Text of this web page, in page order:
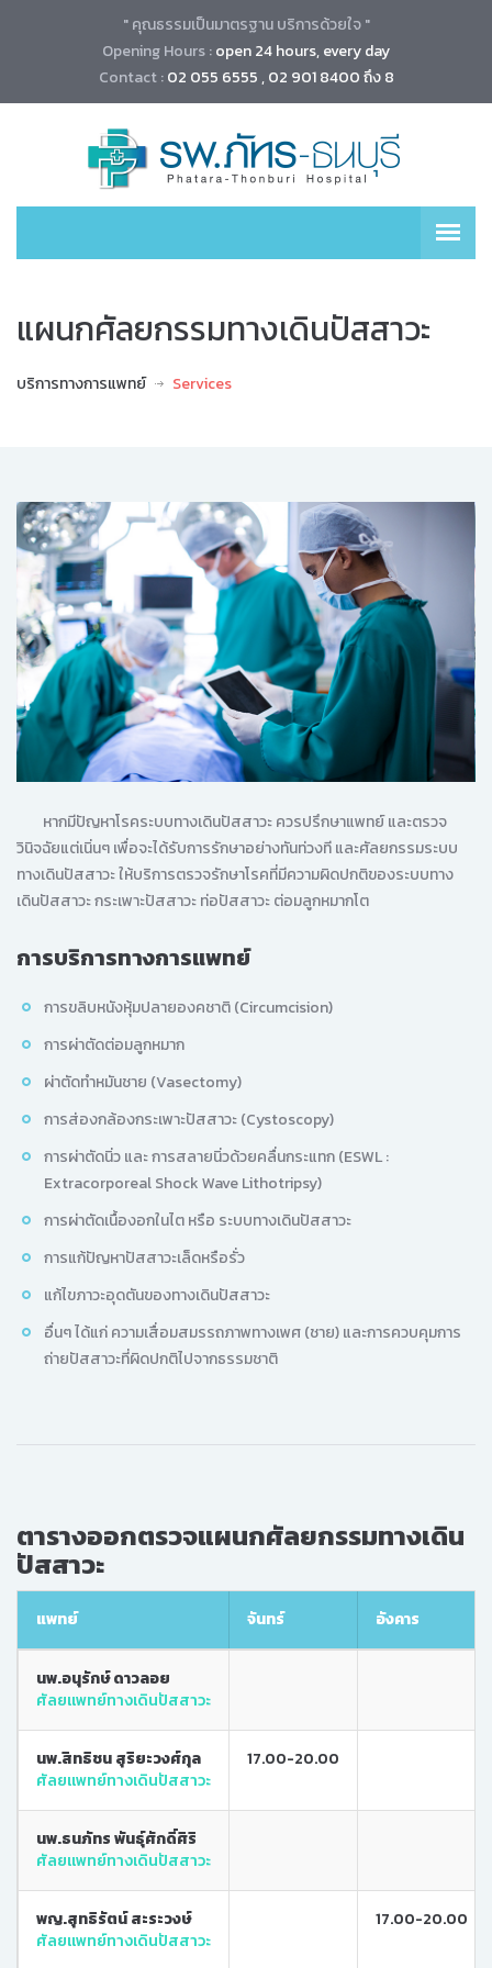
" คุณธรรมเป็นมาตรฐาน บริการด้วยใจ "
Opening Hours :open 24 hours, every day
Contact :02 055 6555 , 02 901 8400 ถึง 8
แผนกศัลยกรรมทางเดินปัสสาวะ
บริการทางการแพทย์ Services
หากมีปัญหาโรคระบบทางเดินปัสสาวะ ควรปรึกษาแพทย์ และตรวจ
วินิจฉัยแต่เนิ่นๆ เพื่อจะได้รับการรักษาอย่างทันท่วงที และศัลยกรรมระบบ
ทางเดินปัสสาวะ ให้บริการตรวจรักษาโรคที่มีความผิดปกติของระบบทาง
เดินปัสสาวะ กระเพาะปัสสาวะ ท่อปัสสาวะ ต่อมลูกหมากโต
การบริการทางการแพทย์
การขลิบหนังหุ้มปลายองคชาติ (Circumcision)
การผ่าตัดต่อมลูกหมาก
ผ่าตัดทำหมันชาย (Vasectomy)
การส่องกล้องกระเพาะปัสสาวะ (Cystoscopy)
การผ่าตัดนิ่ว และ การสลายนิ่วด้วยคลื่นกระแทก (ESWL :
Extracorporeal Shock Wave Lithotripsy)
การผ่าตัดเนื้องอกในไต หรือ ระบบทางเดินปัสสาวะ
การแก้ปัญหาปัสสาวะเล็ดหรือรั่ว
แก้ไขภาวะอุดตันของทางเดินปัสสาวะ
อื่นๆ ได้แก่ ความเสื่อมสมรรถภาพทางเพศ (ชาย) และการควบคุมการ
ถ่ายปัสสาวะที่ผิดปกติไปจากธรรมชาติ
ตารางออกตรวจแผนกศัลยกรรมทางเดิน
ปัสสาวะ
แพทย์ จันทร์ อังคาร
นพ.อนุรักษ์ ดาวลอย
ศัลยแพทย์ทางเดินปัสสาวะ
นพ.สิทธิชน สุริยะวงศ์กุล
ศัลยแพทย์ทางเดินปัสสาวะ
17.00-20.00
นพ.ธนภัทร พันธุ์ศักดิ์ศิริ
ศัลยแพทย์ทางเดินปัสสาวะ
พญ.สุทธิรัตน์ สะระวงษ์
ศัลยแพทย์ทางเดินปัสสาวะ
17.00-20.00